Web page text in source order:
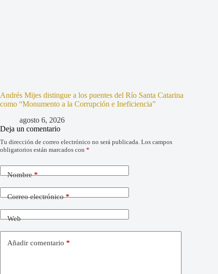
Andrés Mijes distingue a los puentes del Río Santa Catarina
como “Monumento a la Corrupción e Ineficiencia”
agosto 6, 2026
Deja un comentario
Tu dirección de correo electrónico no será publicada. Los campos
obligatorios están marcados con *
Nombre*
Correo electrónico*
Web
Añadir comentario *